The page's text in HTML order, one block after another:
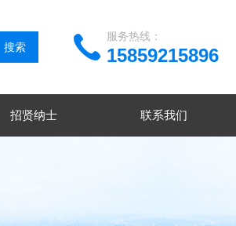
15859215896
服务热线：
招贤纳士 联系我们